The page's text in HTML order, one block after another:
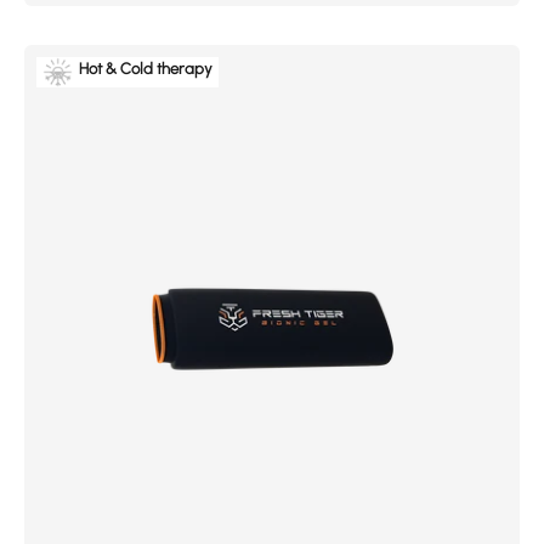
Hot & Cold therapy